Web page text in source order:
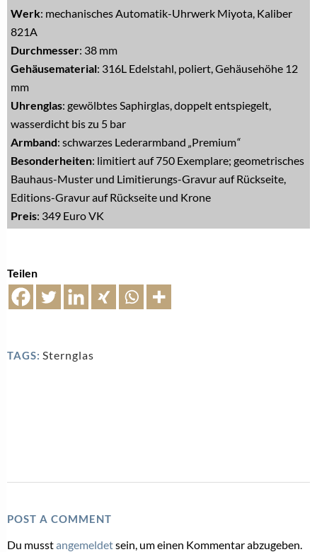
Werk: mechanisches Automatik-Uhrwerk Miyota, Kaliber
821A
Durchmesser: 38 mm
Gehäusematerial: 316L Edelstahl, poliert, Gehäusehöhe 12
mm
Uhrenglas: gewölbtes Saphirglas, doppelt entspiegelt,
wasserdicht bis zu 5 bar
Armband: schwarzes Lederarmband „Premium“
Besonderheiten: limitiert auf 750 Exemplare; geometrisches
Bauhaus-Muster und Limitierungs-Gravur auf Rückseite,
Editions-Gravur auf Rückseite und Krone
Preis: 349 Euro VK
Teilen
TAGS: Sternglas
POST A COMMENT
Du musstangemeldetsein, um einen Kommentar abzugeben.